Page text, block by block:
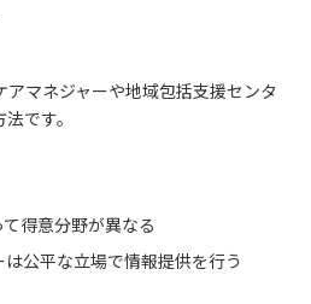
マネジャーや地域包括支援センタ
です。
得意分野が異なる
公平な立場で情報提供を行う